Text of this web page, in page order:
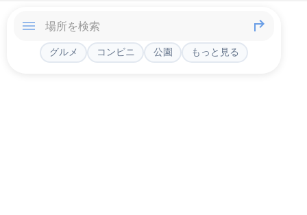
グルメ コンビニ 公園 もっと見る